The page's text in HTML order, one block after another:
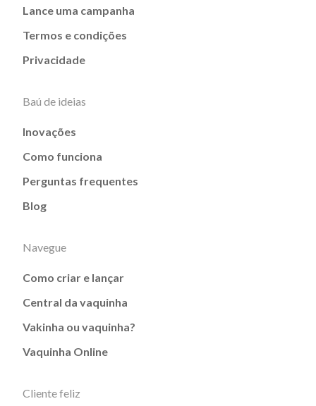
Lance uma campanha
Termos e condições
Privacidade
Baú de ideias
Inovações
Como funciona
Perguntas frequentes
Blog
Navegue
Como criar e lançar
Central da vaquinha
Vakinha ou vaquinha?
Vaquinha Online
Cliente feliz